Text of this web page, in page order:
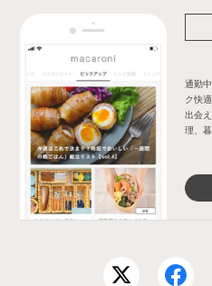
通勤
ク快
出会
理、